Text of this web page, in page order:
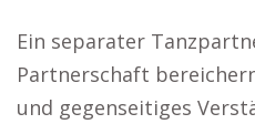
Ein separater
Partnerschaft
und gegenseitiges